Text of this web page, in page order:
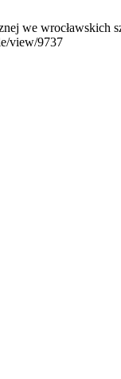
we
view/9737